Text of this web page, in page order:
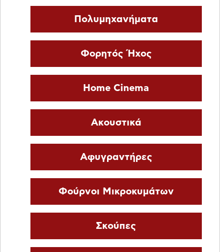
Πολυμηχανήματα
Φορητός Ήχος
Home Cinema
Ακουστικά
Αφυγραντήρες
Φούρνοι Μικροκυμάτων
Σκούπες